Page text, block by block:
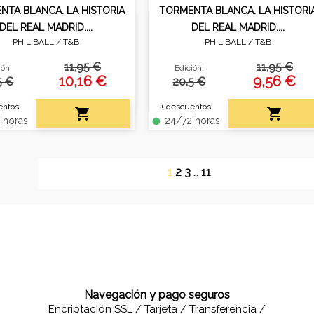
BLANCA. LA HISTORIA
DEL REAL MADRID....
PHIL BALL / T&B
€
11,95 €
10,16 €

con un pronóstico de lo
el futuro al equipo
más famoso del
mundo.
TORMENTA BLANCA. LA
DEL REAL MADRID....
PHIL BALL / T&B
Edición:
20.5 €
+ descuentos
fiber_manual_record 24/72 horas
11,95 €
9,56 €

Finaliza con un pronóstico de lo
que reserva el futuro al equipo
de fútbol más famoso del
mundo.
1 2 3… 11
Navegación y pago seguros
Encriptación SSL / Tarjeta / Transferencia /